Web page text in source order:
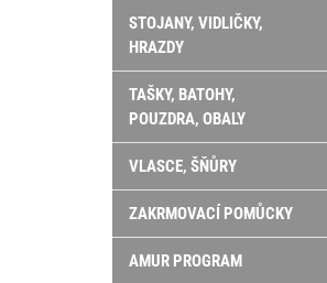
STOJANY, VIDLIČKY,
HRAZDY
TAŠKY, BATOHY,
POUZDRA, OBALY
VLASCE, ŠŇŮRY
ZAKRMOVACÍ POMŮCKY
AMUR PROGRAM